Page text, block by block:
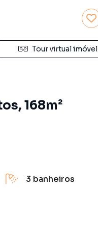
Tour virtual imóvel
168m²
3 banheiros